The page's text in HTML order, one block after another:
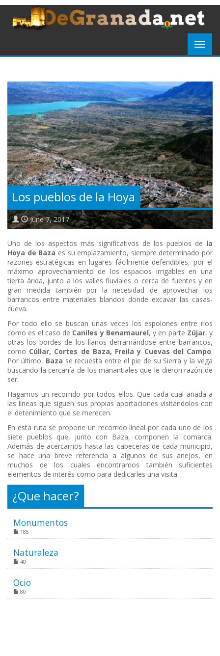
Los pueblos de la Hoya
June 7, 2017
Uno de los aspectos más significativos de los pueblos de la
Hoya de Baza es su emplazamiento, siempre determinado por
razones estratégicas en lugares fácilmente defendibles, por el
máximo aprovechamiento de los espacios irrigables en una
tierra árida, junto a los valles fluviales o cerca de fuentes y en
gran medida también por la necesidad de aprovechar los
barrancos entre materiales blandos donde excavar las casas-
cueva.
Por todo ello se buscan unas veces los espolones entre ríos
como es el caso de Caniles y Benamaurel, y en parte Zújar, y
otras los bordes de los llanos derramándose entre barrancos,
como Cúllar, Cortes de Baza, Freila y Cuevas del Campo.
Por último, Baza se recuesta entre el pie de su Sierra y la vega
buscando la cercanía de los manantiales que le dieron razón de
ser.
Hagamos un recorrido por todos ellos. Que cada cual añada a
las líneas que siguen sus propias aportaciones visitándolos con
el detenimiento que se merecen.
En esta ruta se propone un recorrido lineal por cada uno de los
siete pueblos que, junto con Baza, componen la comarca.
Además de acercarnos hasta las cabeceras de cada municipio,
se hace una breve referencia a algunos de sus anejos, en
muchos de los cuales encontramos también suficientes
elementos de interés como para dedicarles una visita.
¿Que hacer?
Monumentos
185
Naturaleza
40
Ocio
80